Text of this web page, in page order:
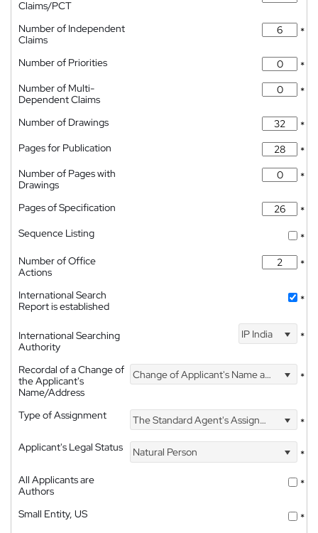
Claims/PCT
Number of Independent
Claims
*
Number of Priorities
*
Number of Multi-
Dependent Claims
*
Number of Drawings
*
Pages for Publication
*
Number of Pages with
Drawings
*
Pages of Specification
*
Sequence Listing
*
Number of Office
Actions
*
International Search
Report is established
*
International Searching
Authority
IP India *
Recordal of a Change of
the Applicant's
Name/Address
Change of Applicant's Name and Address *
Type of Assignment The Standard Agent's Assignment
*
Applicant's Legal Status
Natural Person
*
All Applicants are
Authors
*
Small Entity, US *